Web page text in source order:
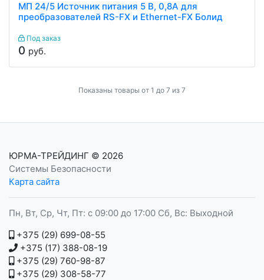
МП 24/5 Источник питания 5 В, 0,8А для
преобразователей RS-FX и Ethernet-FX Болид
Под заказ
0 руб.
Показаны товары от 1 до 7 из 7
ЮРМА-ТРЕЙДИНГ © 2026
Системы Безопасности
Карта сайта
Пн, Вт, Ср, Чт, Пт: с 09:00 до 17:00 Сб, Вс: Выходной
+375 (29) 699-08-55
+375 (17) 388-08-19
+375 (29) 760-98-87
+375 (29) 308-58-77